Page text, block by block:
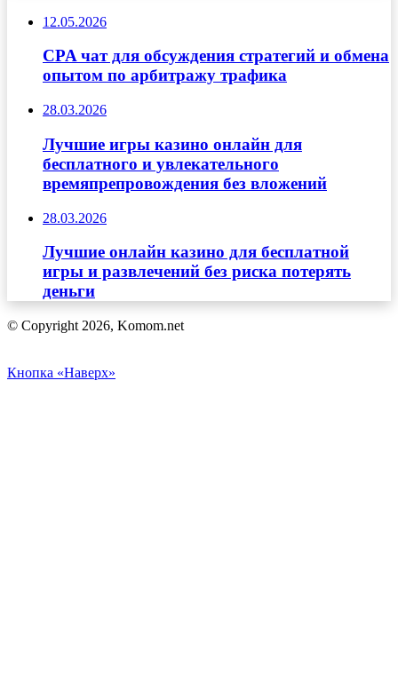
12.05.2026
CPA чат для обсуждения стратегий и обмена
опытом по арбитражу трафика
28.03.2026
Лучшие игры казино онлайн для
бесплатного и увлекательного
времяпрепровождения без вложений
28.03.2026
Лучшие онлайн казино для бесплатной
игры и развлечений без риска потерять
деньги
© Copyright 2026, Komom.net
Кнопка «Наверх»